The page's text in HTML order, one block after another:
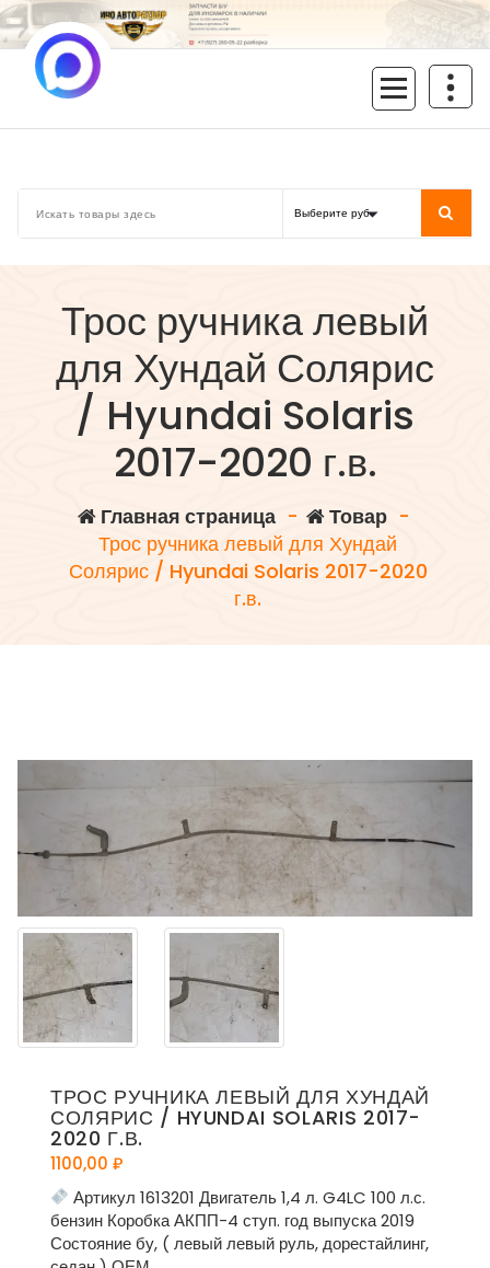
Перейти
к
содержимому
Трос ручника левый
для Хундай Солярис
/ Hyundai Solaris
2017-2020 г.в.
Главная страница- Товар-
Трос ручника левый для Хундай
Солярис / Hyundai Solaris 2017-2020
г.в.
ТРОС РУЧНИКА ЛЕВЫЙ ДЛЯ ХУНДАЙ
СОЛЯРИС / HYUNDAI SOLARIS 2017-
2020 Г.В.
1100,00 ₽
Артикул 1613201 Двигатель 1,4 л. G4LC 100 л.с.
бензин Коробка АКПП-4 ступ. год выпуска 2019
Состояние бу, ( левый левый руль, дорестайлинг,